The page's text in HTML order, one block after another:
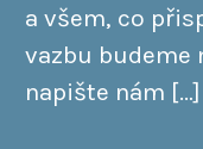
a všem, co
vazbu budeme
napište nám […]